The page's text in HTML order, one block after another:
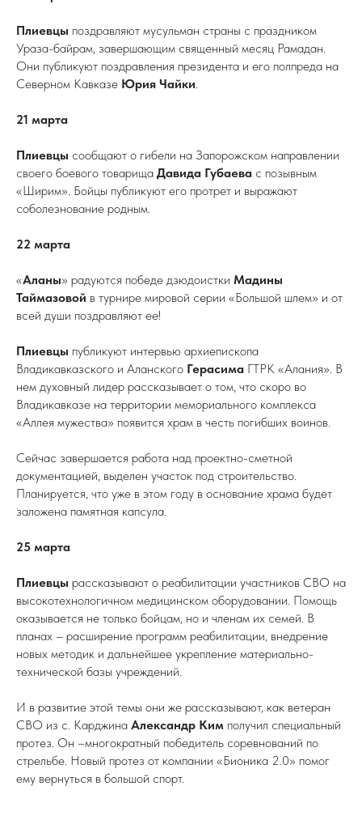
Плиевцы поздравляют мусульман страны с праздником
Ураза-байрам, завершающим священный месяц Рамадан.
Они публикуют поздравления президента и его полпреда на
Северном Кавказе Юрия Чайки.
21 марта
Плиевцы сообщают о гибели на Запорожском направлении
своего боевого товарища Давида Губаева с позывным
«Ширим». Бойцы публикуют его протрет и выражают
соболезнование родным.
22 марта
«Аланы» радуются победе дзюдоистки Мадины
Таймазовой в турнире мировой серии «Большой шлем» и от
всей души поздравляют ее!
Плиевцы публикуют интервью архиепископа
Владикавказского и Аланского Герасима ГТРК «Алания». В
нем духовный лидер рассказывает о том, что скоро во
Владикавказе на территории мемориального комплекса
«Аллея мужества» появится храм в честь погибших воинов.
Сейчас завершается работа над проектно-сметной
документацией, выделен участок под строительство.
Планируется, что уже в этом году в основание храма будет
заложена памятная капсула.
25 марта
Плиевцы рассказывают о реабилитации участников СВО на
высокотехнологичном медицинском оборудовании. Помощь
оказывается не только бойцам, но и членам их семей. В
планах – расширение программ реабилитации, внедрение
новых методик и дальнейшее укрепление материально-
технической базы учреждений.
И в развитие этой темы они же рассказывают, как ветеран
СВО из с. Карджина Александр Ким получил специальный
протез. Он –многократный победитель соревнований по
стрельбе. Новый протез от компании «Бионика 2.0» помог
ему вернуться в большой спорт.